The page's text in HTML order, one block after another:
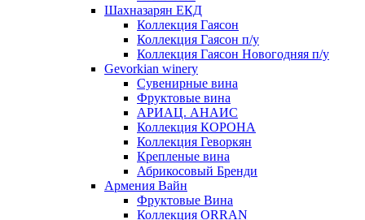
Шахназарян ЕКД
Коллекция Гаясон
Коллекция Гаясон п/у
Коллекция Гаясон Новогодняя п/у
Gevorkian winery
Сувенирные вина
Фруктовые вина
АРИАЦ. АНАИС
Коллекция КОРОНА
Коллекция Геворкян
Крепленые вина
Абрикосовый Бренди
Армения Вайн
Фруктовые Вина
Коллекция ORRAN